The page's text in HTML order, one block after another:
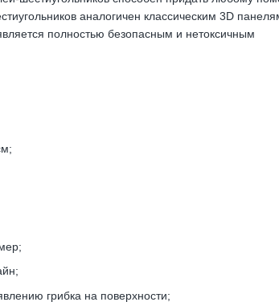
аналогичен классическим 3D
полностью безопасным и нетоксичным
грибка на поверхности;